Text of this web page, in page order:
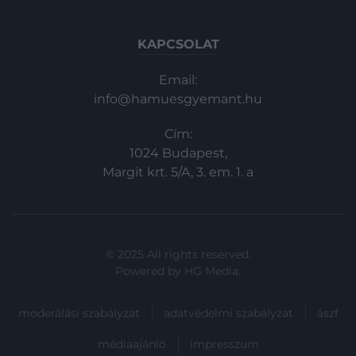
KAPCSOLAT
Email:
info@hamuesgyemant.hu
Cím:
1024 Budapest,
Margit krt. 5/A, 3. em. 1. a
© 2025 All rights reserved.
Powered by HG Media.
moderálási szabályzat adatvédelmi szabályzat ászf
médiaajánló impresszum